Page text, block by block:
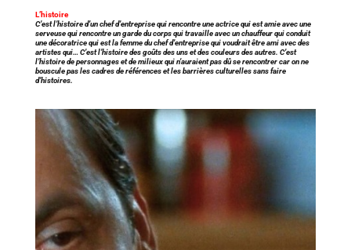
L’histoire
C’est l’histoire d’un chef d’entreprise qui rencontre une actrice qui est amie avec une
serveuse qui rencontre un garde du corps qui travaille avec un chauffeur qui conduit
une décoratrice qui est la femme du chef d’entreprise qui voudrait être ami avec des
artistes qui… C’est l’histoire des goûts des uns et des couleurs des autres. C’est
l’histoire de personnages et de milieux qui n’auraient pas dû se rencontrer car on ne
bouscule pas les cadres de références et les barrières culturelles sans faire
d’histoires.